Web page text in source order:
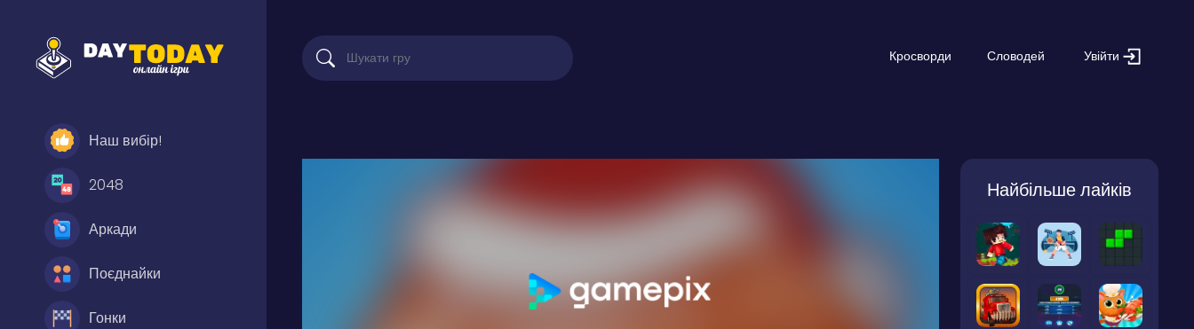
Наш вибір!
2048
Аркади
Поєднайки
Гонки
Кросворди Словодей Увійти
Найбільше лайків